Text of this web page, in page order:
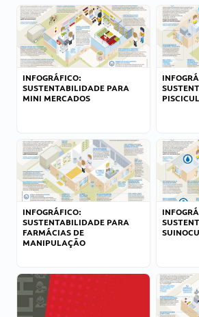
INFOGRÁFICO:
SUSTENTABILIDADE PARA
MINI MERCADOS
INFOGRÁFICO:
SUSTENTABILIDADE PARA
FARMÁCIAS DE
MANIPULAÇÃO